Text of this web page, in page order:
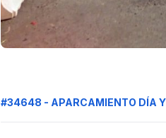
#34648 - APARCAMIENTO DÍA Y